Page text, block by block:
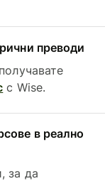
преводи
с Wise.
в реално
за да